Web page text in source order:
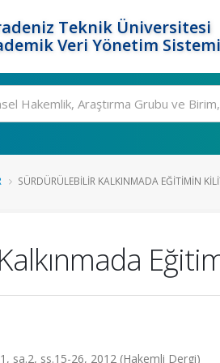
Teknik Üniversitesi
Veri Yönetim Sistemi
SÜRDÜRÜLEBILIR KALKINMADA EĞITIMIN
sa.2, ss.15-26, 2012 (Hakemli Dergi)